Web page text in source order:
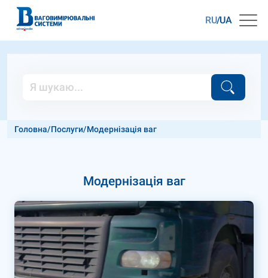
RU UA
Головна/Послуги/Модернізація ваг
Модернізація ваг